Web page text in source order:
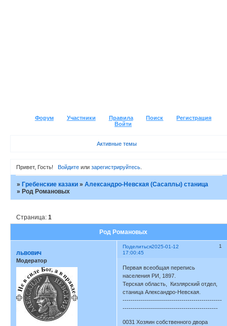
Форум Участники Правила Поиск
Регистрация
Войти
Активные темы
Привет, Гость! Войдитеили зарегистрируйтесь.
»Гребенские казаки »Александро-Невская (Сасаплы) станица
»Род Романовых
Род Романовых
Страница:1
Поделиться 1
2025-01-12
17:00:45
львович
Модератор
Первая всеобщая перепись
населения РИ, 1897.
Терская область, Кизлярский отдел,
станица Александро-Невская.
-------------------------------------------------
-----------------------------------------------
0031 Хозяин собственного двора